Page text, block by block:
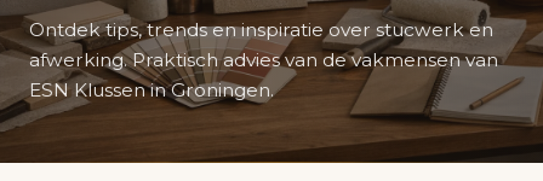
Ontdek tips, trends en inspiratie over stucwerk en
afwerking. Praktisch advies van de vakmensen van
ESN Klussen in Groningen.